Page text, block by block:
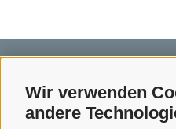
Wir verwenden
andere
BIKEHOTELS